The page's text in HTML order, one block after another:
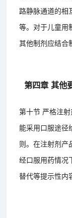
路静脉通道的相
等。对于儿童用
其他制剂应结合
第四章 其他
第十节 严格注
能采用口服途径
则。在注射剂产
经口服用药情况
替代等提示性内